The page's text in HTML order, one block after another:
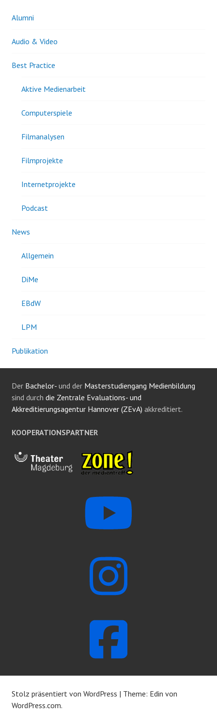
Alumni
Audio & Video
Best Practice
Aktive Medienarbeit
Computerspiele
Filmanalysen
Filmprojekte
Internetprojekte
Podcast
News
Allgemein
DiMe
EBdW
LPM
Publikation
Der Bachelor- und der Masterstudiengang Medienbildung
sind durch die Zentrale Evaluations- und
Akkreditierungsagentur Hannover (ZEvA) akkreditiert.
KOOPERATIONSPARTNER
Stolz präsentiert von WordPress | Theme: Edin von
WordPress.com.